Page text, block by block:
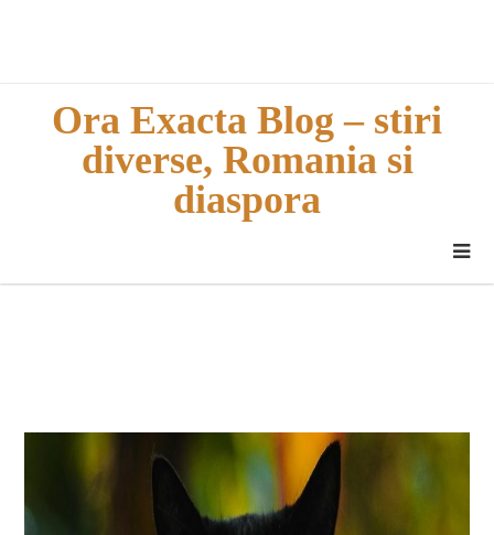
Ora Exacta Blog – stiri
diverse, Romania si
diaspora